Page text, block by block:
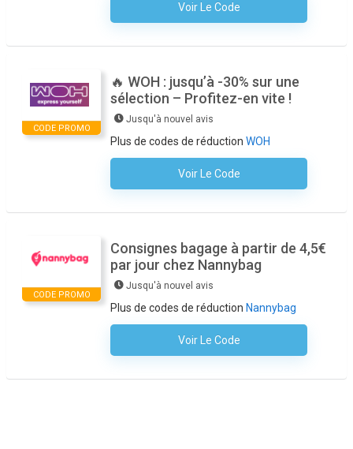
Voir Le Code
Aucun Code N'est Nécessaire
CODE PROMO
🔥 WOH : jusqu’à -30% sur une
sélection – Profitez-en vite !
Jusqu'à nouvel avis
Plus de codes de réduction WOH
Voir Le Code
Aucun Code N'est Nécessaire
CODE PROMO
Consignes bagage à partir de 4,5€
par jour chez Nannybag
Jusqu'à nouvel avis
Plus de codes de réduction Nannybag
Voir Le Code
Aucun Code N'est Nécessaire